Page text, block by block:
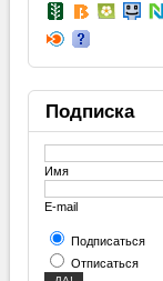
Подписка
Имя
E-mail
Подписаться
Отписаться